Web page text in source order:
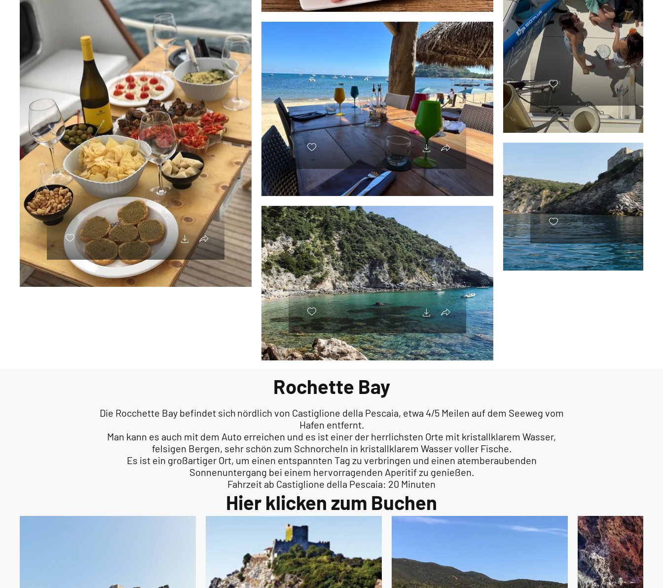
Rochette Bay
Die Rocchette Bay befindet sich nördlich von Castiglione della Pescaia, etwa 4/5 Meilen auf dem Seeweg vom
Hafen entfernt.
Man kann es auch mit dem Auto erreichen und es ist einer der herrlichsten Orte mit kristallklarem Wasser,
felsigen Bergen, sehr schön zum Schnorcheln in kristallklarem Wasser voller Fische.
Es ist ein großartiger Ort, um einen entspannten Tag zu verbringen und einen atemberaubenden
Sonnenuntergang bei einem hervorragenden Aperitif zu genießen.
Fahrzeit ab Castiglione della Pescaia: 20 Minuten
Hier klicken zum Buchen